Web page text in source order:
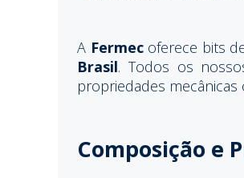
A Fermecoferece bits
Brasil. Todos os
propriedades
Composição e